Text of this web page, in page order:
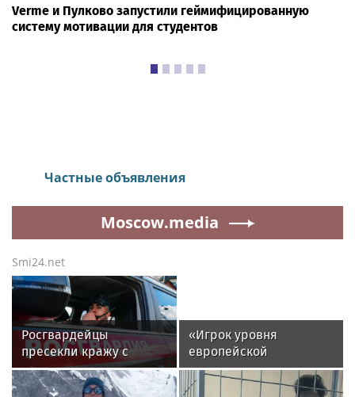
Verme и Пулково запустили геймифицированную
систему мотивации для студентов
район
82
35photo.ru
Artem Paramonovpublish photo
Коты, кошки и котята. Телята, ёжики, щенок по
имени Кубик. Монахи, звон колоколов и закат, от
которого хочется просто остановиться. Не знаю,
что ещё можно было бы добавить к этому вечеру,
чтобы уровень прекрасного стал выше. Здесь
действительно Русью пахнет. Настоящей, живой
— без интернета и суеты. Здесь мирские заботы
просты: привезти из со...